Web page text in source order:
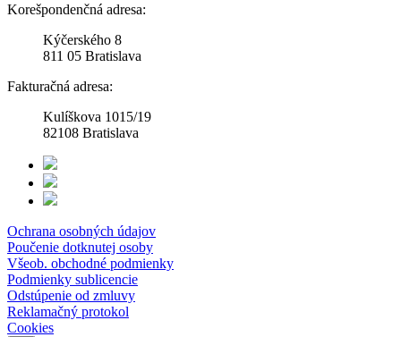
Korešpondenčná adresa:
Kýčerského 8
811 05 Bratislava
Fakturačná adresa:
Kulíškova 1015/19
82108 Bratislava
Ochrana osobných údajov
Poučenie dotknutej osoby
Všeob. obchodné podmienky
Podmienky sublicencie
Odstúpenie od zmluvy
Reklamačný protokol
Cookies